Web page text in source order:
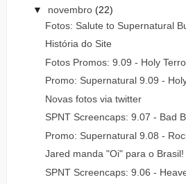
▼ novembro (22)
Fotos: Salute to Supernatural
História do Site
Fotos Promos: 9.09 - Holy
Promo: Supernatural 9.09 -
Novas fotos via twitter
SPNT Screencaps: 9.07 - Bad
Promo: Supernatural 9.08 -
Jared manda "Oi" para o Brasil!
SPNT Screencaps: 9.06 -